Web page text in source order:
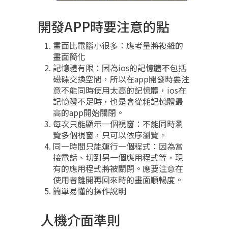
開發APP時要注意的點
畫面比電腦小很多：應考量將複雜的
畫面簡化
記憶體有限：因為ios的記憶體不包括
磁碟交換空間，所以在app開發時要注
意不能同時使用太高的記憶體，ios在
記憶體不足時，也是會從耗記憶體最
高的app開始關閉。
每次只能顯示一個視窗：不能同時瀏
覽多個視窗，只可以依序瀏覽。
同一時間只能運行一個程式：因為當
接電話、切到另一個應用程式等，現
有的應用程式將被關閉。應要注意在
使用者離開再回來時的畫面順暢度。
簡單易懂的操作說明
人機介面準則